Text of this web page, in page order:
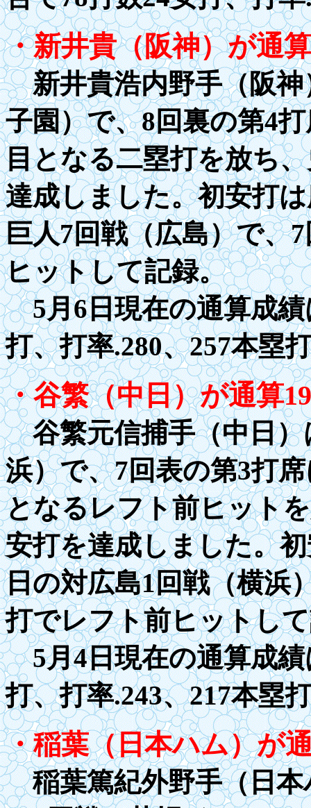
・新井貴（阪神）が通算
新井貴浩内野手（阪神
子園）で、8回裏の第4
目となる二塁打を放ち
達成しました。初安打
巨人7回戦（広島）で、7
ヒットして記録。
5月6日現在の通算成績
打、打率.280、257本塁
・谷繁（中日）が通算
谷繁元信捕手（中日）
浜）で、7回表の第3打
となるレフト前ヒット
安打を達成しました。
日の対広島1回戦（横浜
打でレフト前ヒットし
5月4日現在の通算成績
打、打率.243、217本塁
・稲葉（日本ハム）が
稲葉篤紀外野手（日本